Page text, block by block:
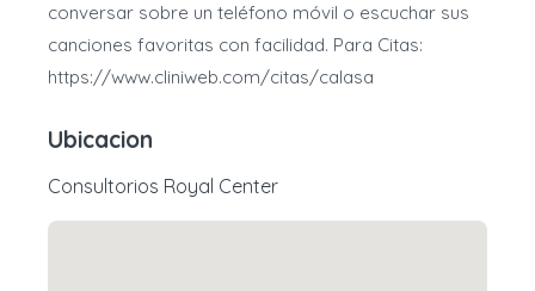
conversar sobre un teléfono móvil o escuchar sus
canciones favoritas con facilidad. Para Citas:
https://www.cliniweb.com/citas/calasa
Ubicacion
Consultorios Royal Center